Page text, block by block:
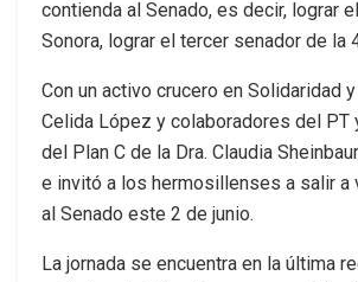
contienda al Senado, es decir, lograr
Sonora, lograr el tercer senador de la
Con un activo crucero en Solidaridad
Celida López y colaboradores del PT
del Plan C de la Dra. Claudia
e invitó a los hermosillenses a salir a
al Senado este 2 de junio.
La jornada se encuentra en la última